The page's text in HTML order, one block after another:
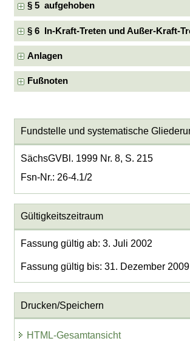
§ 5 aufgehoben
§ 6 In-Kraft-Treten und Außer-Kraft-
Anlagen
Fußnoten
Fundstelle und systematische
SächsGVBl. 1999 Nr. 8, S. 215
Fsn-Nr.: 26-4.1/2
Gültigkeitszeitraum
Fassung gültig ab: 3. Juli 2002
Fassung gültig bis: 31. Dezember 2009
Drucken/Speichern
HTML-Gesamtansicht